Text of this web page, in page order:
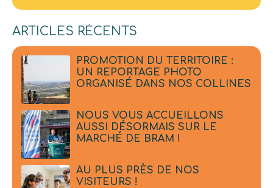
ARTICLES RÉCENTS
PROMOTION DU TERRITOIRE :
UN REPORTAGE PHOTO
ORGANISÉ DANS NOS COLLINES
NOUS VOUS ACCUEILLONS
AUSSI DÉSORMAIS SUR LE
MARCHÉ DE BRAM !
AU PLUS PRÈS DE NOS
VISITEURS !